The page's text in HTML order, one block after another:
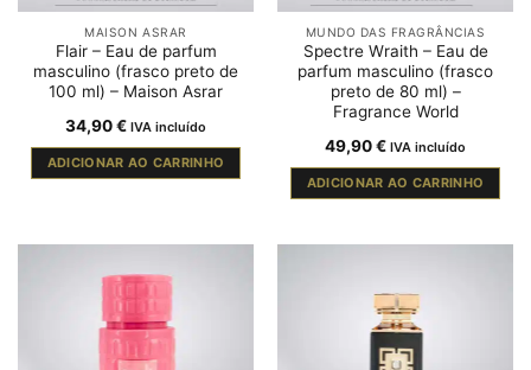
MAISON ASRAR
Flair – Eau de parfum
masculino (frasco preto de
100 ml) – Maison Asrar
34,90€ IVA incluído
ADICIONAR AO CARRINHO
MUNDO DAS FRAGRÂNCIAS
Spectre Wraith – Eau de
parfum masculino (frasco
preto de 80 ml) –
Fragrance World
49,90€ IVA incluído
ADICIONAR AO CARRINHO